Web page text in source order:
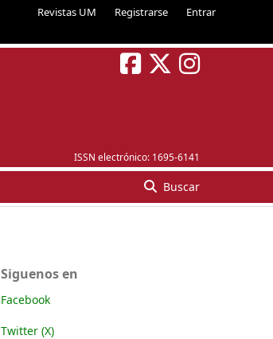
Revistas UM Registrarse Entrar
ISSN electrónico: 1695-6141
Buscar
Siguenos en
Facebook
Twitter (X)